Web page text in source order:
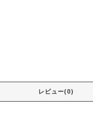
レビュー(0)